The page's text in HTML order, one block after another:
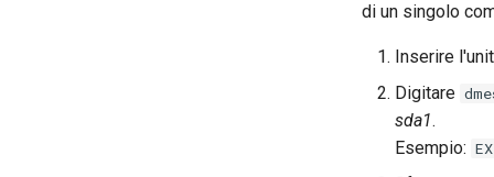
di un singolo
Inserire
Digitare
sda1.
Esempio: